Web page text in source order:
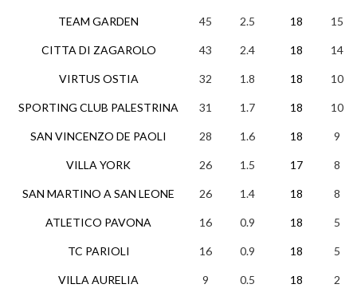
TEAM GARDEN
CITTA DI ZAGAROLO
VIRTUS OSTIA
SPORTING CLUB PALESTRINA
SAN VINCENZO DE PAOLI
VILLA YORK
SAN MARTINO A SAN LEONE
ATLETICO PAVONA
TC PARIOLI
VILLA AURELIA
45 2.5 18 15
43 2.4 18 14
32 1.8 18 10
31 1.7 18 10
28 1.6 18 9
26 1.5 17 8
26 1.4 18 8
16 0.9 18 5
16 0.9 18 5
9 0.5 18 2